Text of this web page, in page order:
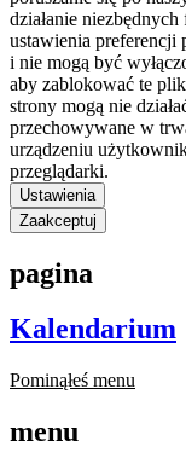
działanie
ustawienia preferencji
i nie mogą być
aby zablokować te
strony mogą nie
przechowywane w
urządzeniu
przeglądarki.
Ustawienia
Zaakceptuj
pagina
Kalendarium
Pominąłeś menu
menu